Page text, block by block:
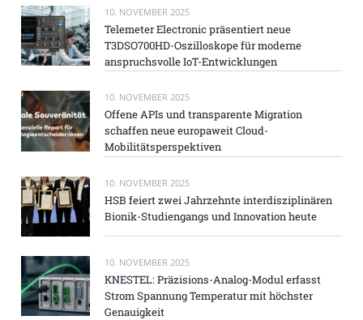
10. NOVEMBER 2025
Telemeter Electronic präsentiert neue
T3DSO700HD-Oszilloskope für moderne
anspruchsvolle IoT-Entwicklungen
10. NOVEMBER 2025
Offene APIs und transparente Migration
schaffen neue europaweit Cloud-
Mobilitätsperspektiven
10. NOVEMBER 2025
HSB feiert zwei Jahrzehnte interdisziplinären
Bionik-Studiengangs und Innovation heute
10. NOVEMBER 2025
KNESTEL: Präzisions-Analog-Modul erfasst
Strom Spannung Temperatur mit höchster
Genauigkeit